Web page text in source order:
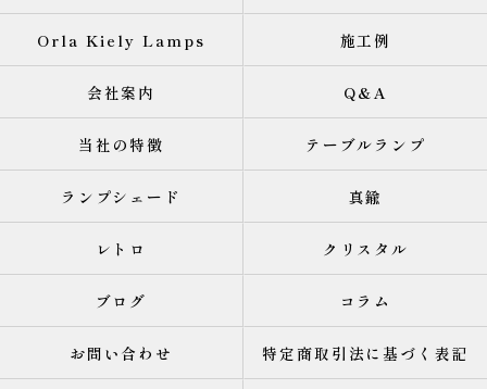
Orla Kiely Lamps 施工例
会社案内 Q&A
当社の特徴 テーブルランプ
ランプシェード 真鍮
レトロ クリスタル
ブログ コラム
お問い合わせ 特定商取引法に基づく表記